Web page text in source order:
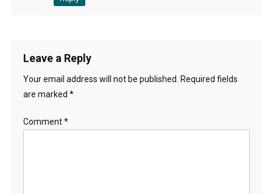
Leave a Reply
Your email address will not be published.
Required fields
are marked *
Comment*